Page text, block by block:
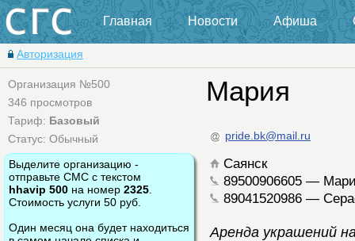
Главная Новости Афиша
Авторизация
Организация №500
346 просмотров
Тариф: Базовый
Статус: Обычный
Выделите организацию -
отправьте СМС с текстом
hhavip 500 на номер 2325
Стоимость услуги 50 руб.
Один месяц она будет находиться
Мария
pride.bk@mail.ru
Саянск
89500906605 —
89041520986 —
Аренда украшений